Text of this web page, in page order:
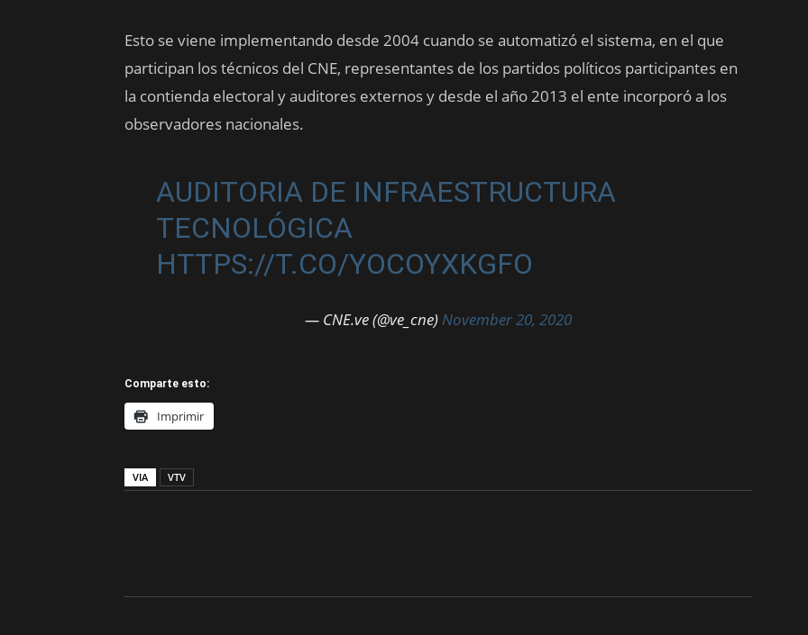
Esto se viene implementando desde 2004 cuando se automatizó el sistema, en el que
participan los técnicos del CNE, representantes de los partidos políticos participantes en
la contienda electoral y auditores externos y desde el año 2013 el ente incorporó a los
observadores nacionales.
AUDITORIA DE INFRAESTRUCTURA
TECNOLÓGICA
HTTPS://T.CO/YOCOYXKGFO
— CNE.ve (@ve_cne) November 20, 2020
Comparte esto:
Imprimir
VIA VTV